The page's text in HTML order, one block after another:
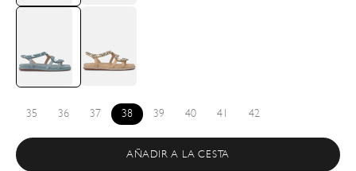
35 36 37 38 39 40 41 42
AÑADIR A LA CESTA